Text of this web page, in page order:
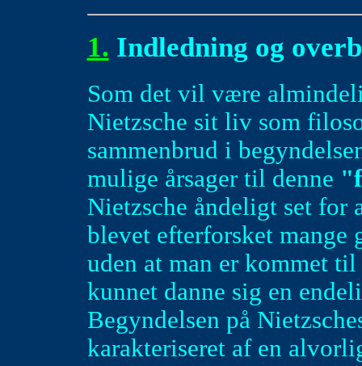
1. Indledning og
Som det vil være
Nietzsche sit liv som
sammenbrud i
mulige årsager til denne
Nietzsche åndeligt set for
blevet efterforsket mange
uden at man er kommet
kunnet danne sig en
Begyndelsen på
karakteriseret af en